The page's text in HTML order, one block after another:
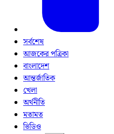
সর্বশেষ
আজকের পত্রিকা
বাংলাদেশ
আন্তর্জাতিক
খেলা
অর্থনীতি
মতামত
ভিডিও